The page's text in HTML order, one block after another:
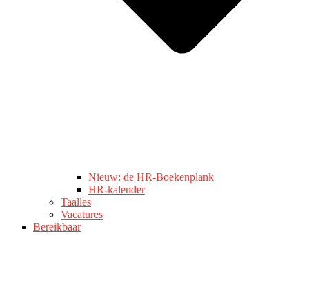
Nieuw: de HR-Boekenplank
HR-kalender
Taalles
Vacatures
Bereikbaar